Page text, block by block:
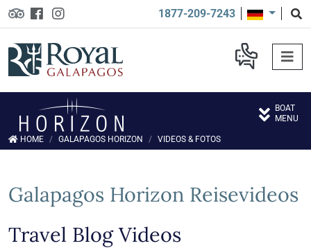
1877-209-7243
HOME GALAPAGOS HORIZON VIDEOS & FOTOS
BOAT
MENU
Galapagos Horizon Reisevideos
Travel Blog Videos